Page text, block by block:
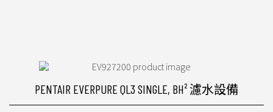
PENTAIR EVERPURE QL3 SINGLE, BH² 濾水設備